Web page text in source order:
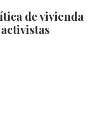
de vivienda